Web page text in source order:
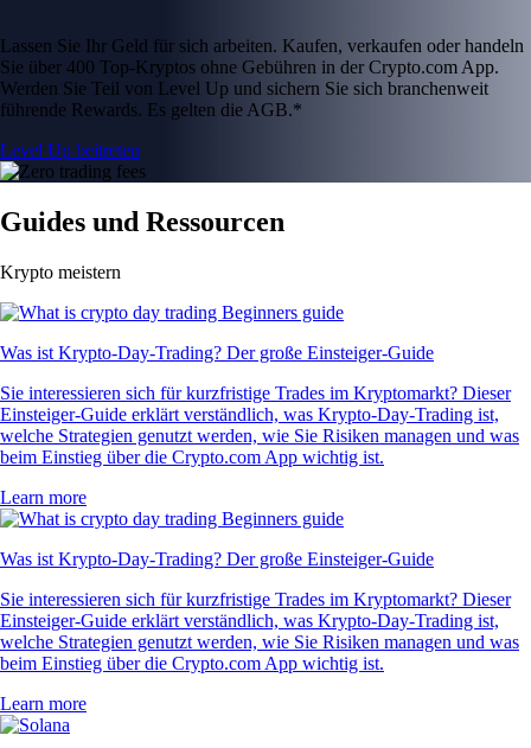
Lassen Sie Ihr Geld für sich arbeiten. Kaufen, verkaufen oder handeln
Sie über 400 Top-Kryptos ohne Gebühren in der Crypto.com App.
Werden Sie Teil von Level Up und sichern Sie sich branchenweit
führende Rewards. Es gelten die AGB.*
Level Up beitreten
Guides und Ressourcen
Krypto meistern
Was ist Krypto-Day-Trading? Der große Einsteiger-Guide
Sie interessieren sich für kurzfristige Trades im Kryptomarkt? Dieser
Einsteiger-Guide erklärt verständlich, was Krypto-Day-Trading ist,
welche Strategien genutzt werden, wie Sie Risiken managen und was
beim Einstieg über die Crypto.com App wichtig ist.
Learn more
Was ist Krypto-Day-Trading? Der große Einsteiger-Guide
Sie interessieren sich für kurzfristige Trades im Kryptomarkt? Dieser
Einsteiger-Guide erklärt verständlich, was Krypto-Day-Trading ist,
welche Strategien genutzt werden, wie Sie Risiken managen und was
beim Einstieg über die Crypto.com App wichtig ist.
Learn more